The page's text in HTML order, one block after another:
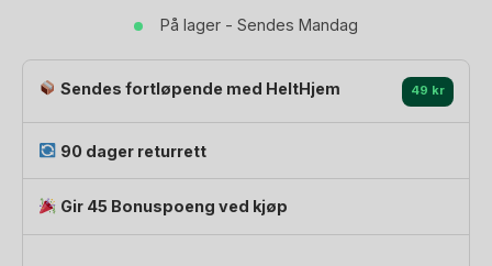
Ull
antall
På lager - Sendes Mandag
Sendes fortløpende med HeltHjem 49 kr
90 dager returrett
Gir 45 Bonuspoeng ved kjøp